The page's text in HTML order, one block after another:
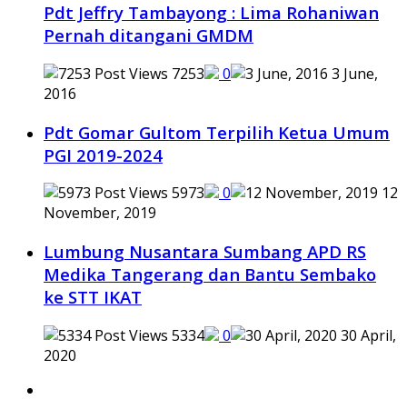
Pdt Jeffry Tambayong : Lima Rohaniwan
Pernah ditangani GMDM
7253 0
3 June,
2016
Pdt Gomar Gultom Terpilih Ketua Umum
PGI 2019-2024
5973 0
12
November, 2019
Lumbung Nusantara Sumbang APD RS
Medika Tangerang dan Bantu Sembako
ke STT IKAT
5334 0
30 April,
2020